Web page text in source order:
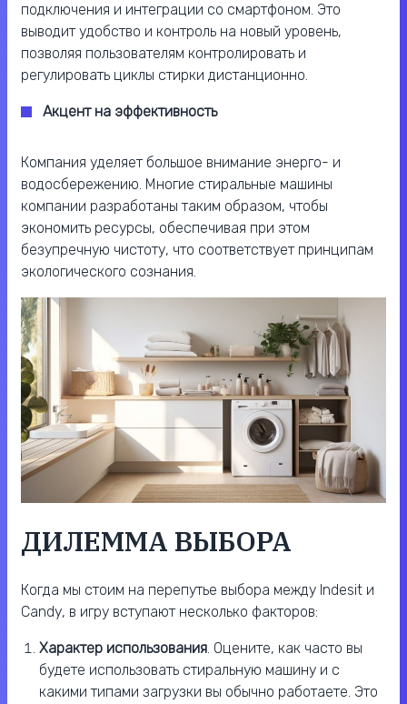
подключения и интеграции со смартфоном. Это
выводит удобство и контроль на новый уровень,
позволяя пользователям контролировать и
регулировать циклы стирки дистанционно.
Акцент на эффективность
Компания уделяет большое внимание энерго- и
водосбережению. Многие стиральные машины
компании разработаны таким образом, чтобы
экономить ресурсы, обеспечивая при этом
безупречную чистоту, что соответствует принципам
экологического сознания.
ДИЛЕММА ВЫБОРА
Когда мы стоим на перепутье выбора между Indesit и
Candy, в игру вступают несколько факторов:
Характер использования. Оцените, как часто вы
будете использовать стиральную машину и с
какими типами загрузки вы обычно работаете. Это